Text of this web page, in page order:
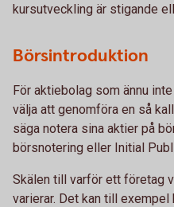
kursutveckling är stigande
Börsintroduktion
För aktiebolag som ännu
välja att genomföra en så
säga notera sina aktier på
börsnotering eller Initial
Skälen till varför ett företag
varierar. Det kan till